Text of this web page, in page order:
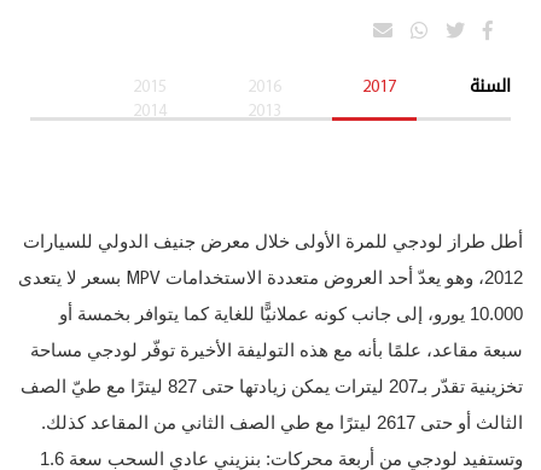
السنة 2017
2016
2015
2013
2014
أطل طراز لودجي للمرة الأولى خلال معرض جنيف الدولي للسيارات
2012، وهو يعدّ أحد العروض متعددة الاستخدامات
MPV
بسعر لا يتعدى
10.000 يورو، إلى جانب كونه عملانيًّا للغاية كما يتوافر بخمسة أو
سبعة مقاعد، علمًا بأنه مع هذه التوليفة الأخيرة توفّر لودجي مساحة
تخزينية تقدّر بـ207 ليترات يمكن زيادتها حتى 827 ليترًا مع طيّ الصف
الثالث أو حتى 2617 ليترًا مع طي الصف الثاني من المقاعد كذلك.
وتستفيد لودجي من أربعة محركات: بنزيني عادي السحب سعة 1.6